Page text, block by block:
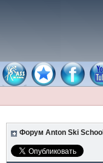
Форум Anton Ski School